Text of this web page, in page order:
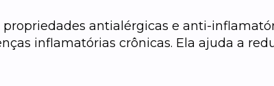
antialérgicas e anti-
inflamatórias crônicas. Ela ajuda a